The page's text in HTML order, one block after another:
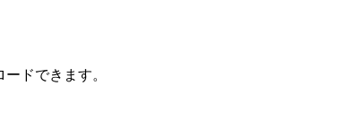
ドできます。